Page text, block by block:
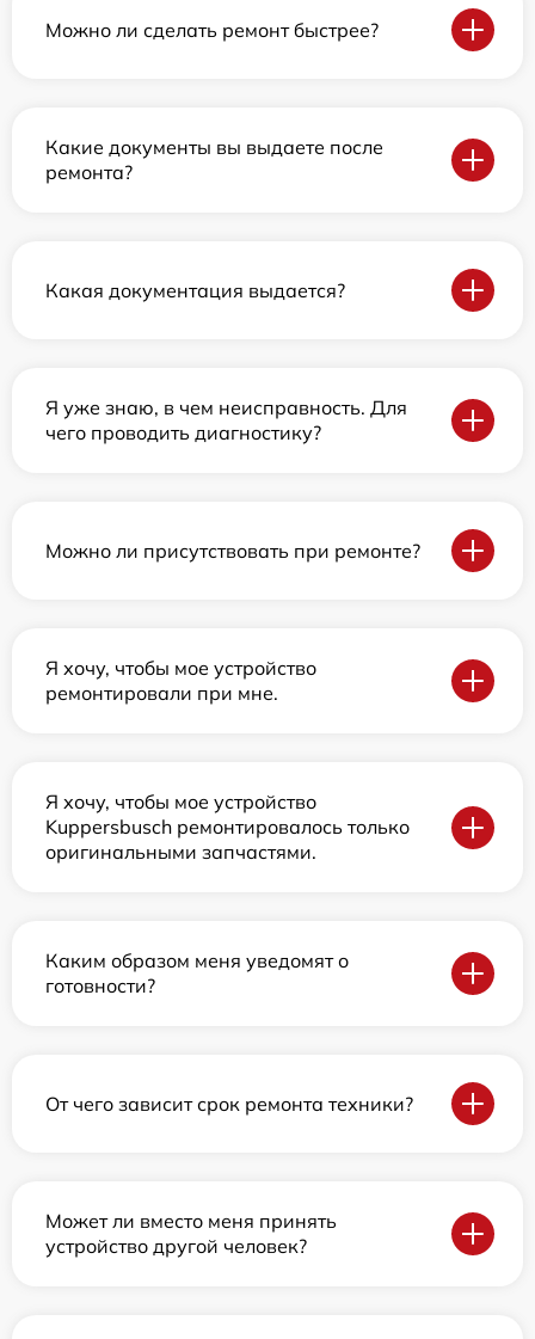
Можно ли сделать ремонт быстрее?
Какие документы вы выдаете после
ремонта?
Какая документация выдается?
Я уже знаю, в чем неисправность. Для
чего проводить диагностику?
Можно ли присутствовать при ремонте?
Я хочу, чтобы мое устройство
ремонтировали при мне.
Я хочу, чтобы мое устройство
Kuppersbusch ремонтировалось только
оригинальными запчастями.
Каким образом меня уведомят о
готовности?
От чего зависит срок ремонта техники?
Может ли вместо меня принять
устройство другой человек?